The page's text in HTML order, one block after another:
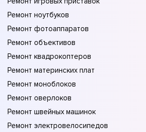
Ремонт ноутбуков
Ремонт фотоаппаратов
Ремонт объективов
Ремонт квадрокоптеров
Ремонт материнских плат
Ремонт моноблоков
Ремонт оверлоков
Ремонт швейных машинок
Ремонт электровелосипедов